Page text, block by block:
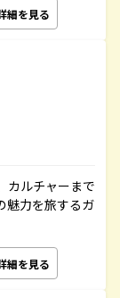
細を見る
カルチャーまで
魅力を旅するガ
細を見る